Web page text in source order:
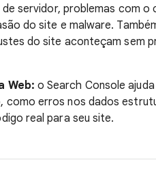
servidor, problemas com
do site e malware.
do site aconteçam sem
Web: o Search Console
como erros nos dados
real para seu site.